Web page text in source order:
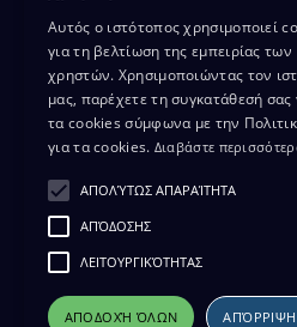
του, σε οποιοδήποτε
επεξεργασία και χωρίς
ΔΙΚΑΙΩΜΑ ΠΡΟΣΤΑΣΙΑΣ ΔΕΔΟΜΕΝΩΝ
ΔΙΑΘΕΣΗ ΑΡΧΕΙΑΚΟΥ ΥΛΙΚΟΥ
ΠΟΛΙΤΙΚΗ ΑΠΟΡΡΗΤΟΥ EUROVISION
Αυτός ο ιστότοπος χρησιμοποιεί
για τη βελτίωση της εμπειρίας των
χρηστών. Χρησιμοποιώντας τον
μας, παρέχετε τη συγκατάθεσή σας
τα cookies σύμφωνα με την
για τα cookies. Διαβάστε
ΑΠΟΛΎΤΩΣ ΑΠΑΡΑΊΤΗΤΑ
ΑΠΌΔΟΣΗΣ
ΛΕΙΤΟΥΡΓΙΚΌΤΗΤΑΣ
ΑΠΟΔΟΧΉ ΌΛΩΝ